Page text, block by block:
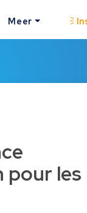
Meer
pour les